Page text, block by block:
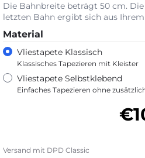
Die Bahnbreite beträgt 50 cm.
letzten Bahn ergibt sich aus
Material
Vliestapete Klassisch
Klassisches Tapezieren mit Kleister
Vliestapete Selbstklebend
Einfaches Tapezieren ohne
Versand mit DPD Classic